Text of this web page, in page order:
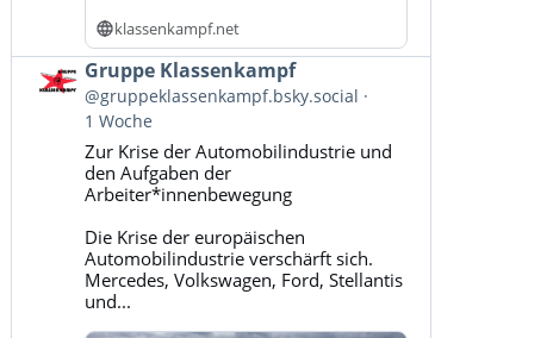
klassenkampf.net
Beitrag
von
Gruppe
Klassenkampf
Bluesky
Gruppe Klassenkampf
@gruppeklassenkampf.bsky.social
1 Woche
Zur Krise der Automobilindustrie und
den Aufgaben der
Arbeiter*innenbewegung
Die Krise der europäischen
Automobilindustrie verschärft sich.
Mercedes, Volkswagen, Ford, Stellantis
und...